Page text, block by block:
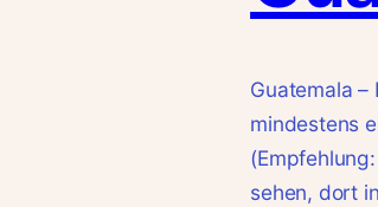
Guatemala
mindestens
sehen, dort